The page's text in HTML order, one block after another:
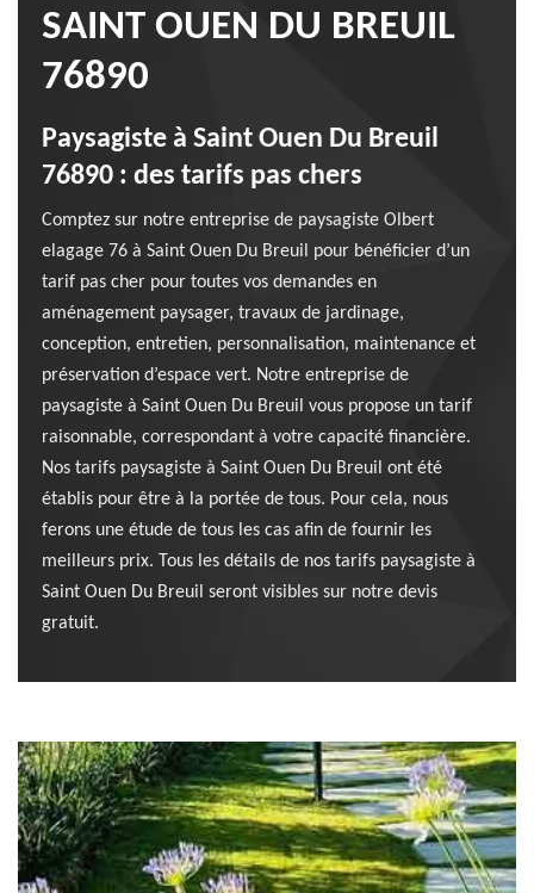
SAINT OUEN DU BREUIL
76890
Paysagiste à Saint Ouen Du Breuil
76890 : des tarifs pas chers
Comptez sur notre entreprise de paysagiste Olbert
elagage 76 à Saint Ouen Du Breuil pour bénéficier d’un
tarif pas cher pour toutes vos demandes en
aménagement paysager, travaux de jardinage,
conception, entretien, personnalisation, maintenance et
préservation d’espace vert. Notre entreprise de
paysagiste à Saint Ouen Du Breuil vous propose un tarif
raisonnable, correspondant à votre capacité financière.
Nos tarifs paysagiste à Saint Ouen Du Breuil ont été
établis pour être à la portée de tous. Pour cela, nous
ferons une étude de tous les cas afin de fournir les
meilleurs prix. Tous les détails de nos tarifs paysagiste à
Saint Ouen Du Breuil seront visibles sur notre devis
gratuit.